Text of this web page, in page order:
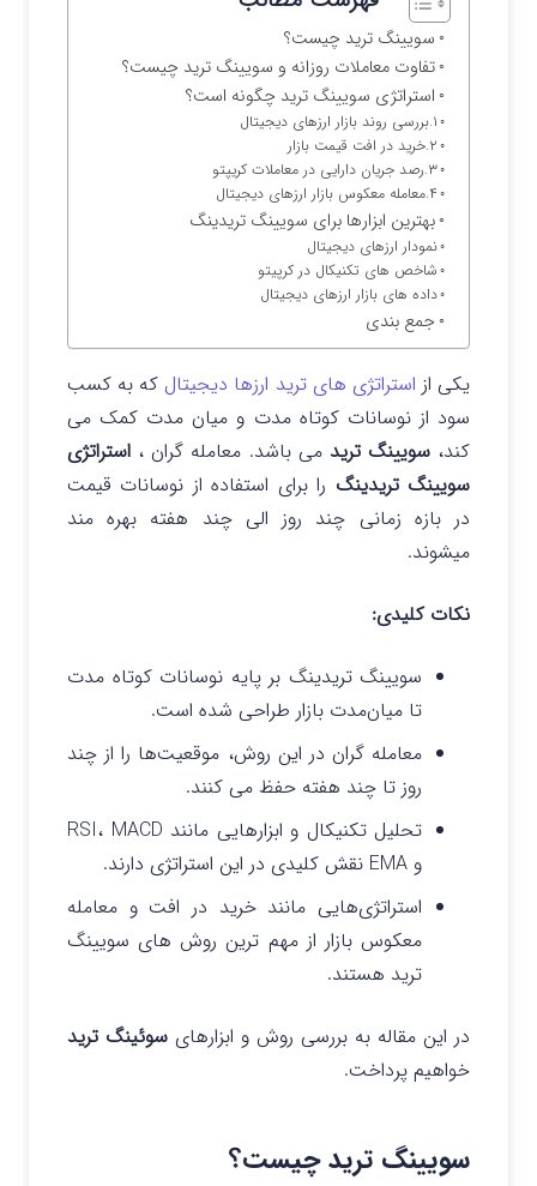
سویینگ ترید چیست؟
تفاوت معاملات روزانه و سویینگ ترید چیست؟
استراتژی سویینگ ترید چگونه است؟
۱.بررسی روند بازار ارزهای دیجیتال
۲.خرید در افت قیمت بازار
۳.رصد جریان دارایی در معاملات کریپتو
۴.معامله معکوس بازار ارزهای دیجیتال
بهترین ابزارها برای سویینگ تریدینگ
نمودار ارزهای دیجیتال
شاخص‌ های تکنیکال در کرپیتو
داده های بازار ارزهای دیجیتال
جمع بندی
یکی از استراتژی های ترید ارزها دیجیتال که به کسب
سود از نوسانات کوتاه مدت و میان مدت کمک می
کند،سویینگ ترید می باشد. معامله گران ، استراتژی
سویینگ تریدینگ را برای استفاده از نوسانات قیمت
در بازه زمانی چند روز الی چند هفته بهره مند
میشوند.
نکات کلیدی:
سویینگ تریدینگ بر پایه نوسانات کوتاه‌ مدت
تا میان‌مدت بازار طراحی شده است.
معامله‌ گران در این روش، موقعیت‌ها را از چند
روز تا چند هفته حفظ می‌ کنند.
تحلیل تکنیکال و ابزارهایی مانند RSI، MACD
و EMA نقش کلیدی در این استراتژی دارند.
استراتژی‌هایی مانند خرید در افت و معامله
معکوس بازار از مهم‌ ترین روش‌ های سویینگ
ترید هستند.
در این مقاله به بررسی روش و ابزارهای سوئینگ ترید
خواهیم پرداخت.
سویینگ ترید چیست؟